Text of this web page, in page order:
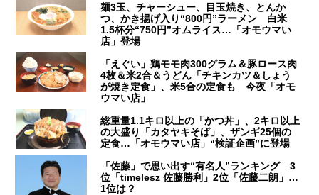
麺3玉、チャーシュー、目玉焼き、とんか
つ、かき揚げ入り“800円”ラーメン 白米
1.5杯分“750円”オムライス…「オモウマい
店」登場
「えぐい」鶏モモ肉300グラム＆豚ロース肉
4枚＆米2合＆うどん「チキンカツ＆しょう
が焼き定食」、米5合の定食も 今夜「オモ
ウマい店」
総重量1.1キロ以上の「かつ丼」、2キロ以上
の大盛り「カタヤキそば」、ザンギ25個の
定食…「オモウマい店」“検証企画”に登場
「佐藤」で思い出す“有名人”ランキング 3
位「timelesz 佐藤勝利」2位「佐藤二朗」…
1位は？